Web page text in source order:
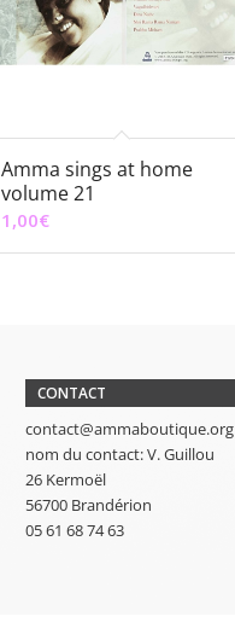
Amma sings at home
volume 21
1,00€
CONTACT
contact@ammaboutique.org
nom du contact: V. Guillou
26 Kermoël
56700 Brandérion
05 61 68 74 63